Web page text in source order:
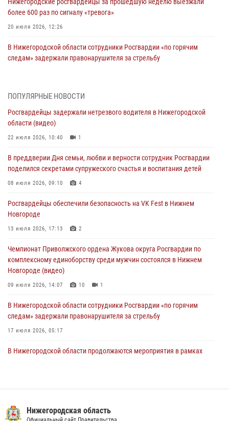
более 600 раз по сигналу «тревога»
20 июля 2026, 12:26
В Нижегородской области сотрудники Росгвардии «по горячим
следам» задержали правонарушителя за стрельбу
В Нижегородской области продолжаются мероприятия в рамках
16 июля 2026, 05:00
Росгвардейцы обеспечили безопасность на VK Fest в Нижнем
13 июля 2026, 17:13
Нижегородские росгвардейцы за прошедшую неделю выезжали
13 июля 2026, 06:45
Росгвардейцы предотвратили серию краж в Нижнем Новгороде
ПОПУЛЯРНЫЕ НОВОСТИ
Росгвардейцы задержали нетрезвого водителя в Нижегородской
области (видео)
22 июля 2026, 10:40 1
В преддверии Дня семьи, любви и верности сотрудник Росгвардии
поделился секретами супружеского счастья и воспитания детей
08 июля 2026, 09:10 4
Росгвардейцы обеспечили безопасность на VK Fest в Нижнем
Новгороде
13 июля 2026, 17:13 2
Чемпионат Приволжского ордена Жукова округа Росгвардии по
комплексному единоборству среди мужчин состоялся в Нижнем
Новгороде (видео)
09 июля 2026, 14:07 10 1
В Нижегородской области сотрудники Росгвардии «по горячим
следам» задержали правонарушителя за стрельбу
17 июля 2026, 05:17
В Нижегородской области продолжаются мероприятия в рамках
Суперкубка России в Нижнем Новгороде
Нижегородская область